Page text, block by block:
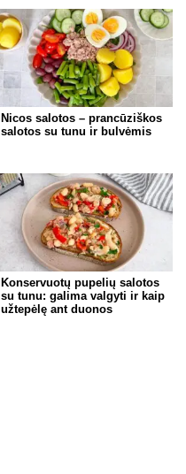
Nicos salotos – prancūziškos
salotos su tunu ir bulvėmis
Konservuotų pupelių salotos
su tunu: galima valgyti ir kaip
užtepėlę ant duonos